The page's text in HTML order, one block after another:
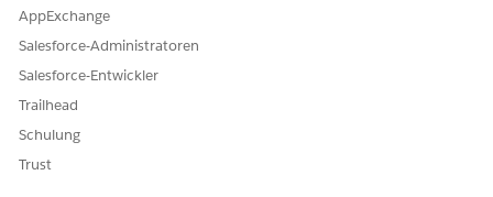
Dashboards in der Anwendung mit Tableau Next
Anwendung mit Tableau Next auf die Tableau Next-
Dashboards in der Anwendung zugreifen.
Eingebettete Dashboards mit Tableau Next
Die Customer Lifecycle Analytics-Anwendung in Tableau
Next Hub enthält Dashboards und Scorecards, die Sie in
AppExchange
Salesforce-Administratoren
Salesforce-Entwickler
Trailhead
Schulung
Trust